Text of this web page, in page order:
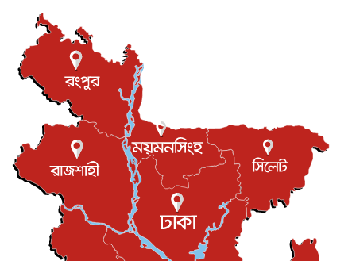
যুক্তরাজ্যে গ্রুমিং কেলেঙ্কারি : পাকিস্তানির অপরাধে অস্বস্তি...
আন্তর্জাতিক
বিরোধ কাটিয়ে কূটনৈতিক সম্পর্ক পুনঃস্থাপন করছে মেক্সিকো ও
আন্তর্জাতিক
এবার ওটিটিতে মুক্তি পেল ‘মালিক’
বিনোদন ৮ আগস্ট, ২০২৬
রিয়ালকে ‘না’ বলা রদ্রির জন্য বার্সার কাছে কত চাইল ম্যানসিটি
খেলাধুলা
শিল্পকলায় চলচ্চিত্র উৎসব, বিনা মূল্যে দেখা যাবে ৬ সিনেমা
বিনোদন ৮ আগস্ট, ২০২৬